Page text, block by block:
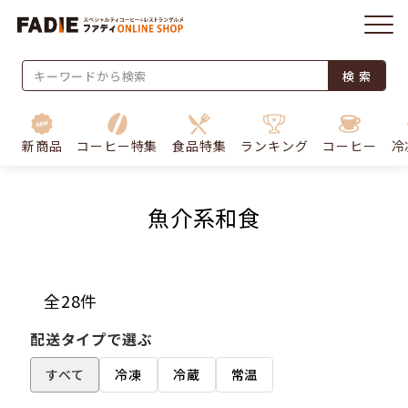
検 索
新商品 コーヒー特集 食品特集 ランキング コーヒー
魚介系和食
全28件
配送タイプで選ぶ
すべて 冷凍 冷蔵 常温